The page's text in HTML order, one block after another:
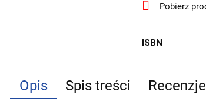
Pobierz
ISBN
Opis Spis treści Recenzje